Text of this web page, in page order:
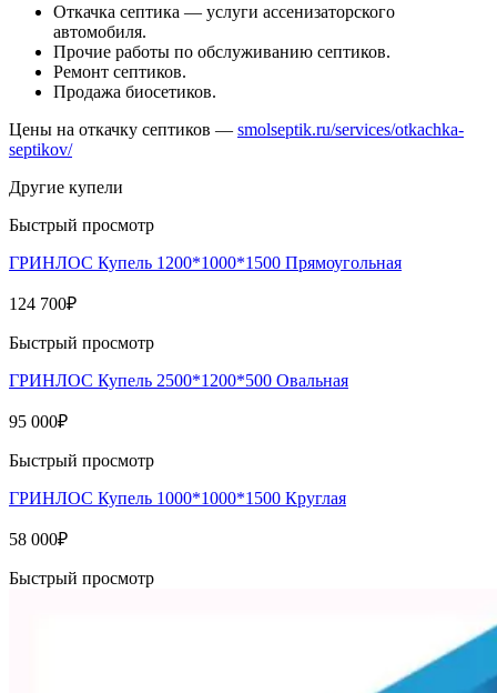
Откачка септика — услуги ассенизаторского
автомобиля.
Прочие работы по обслуживанию септиков.
Ремонт септиков.
Продажа биосетиков.
Цены на откачку септиков — smolseptik.ru/services/otkachka-
septikov/
Другие купели
Быстрый просмотр
ГРИНЛОС Купель 1200*1000*1500 Прямоугольная
124 700₽
Быстрый просмотр
ГРИНЛОС Купель 2500*1200*500 Овальная
95 000₽
Быстрый просмотр
ГРИНЛОС Купель 1000*1000*1500 Круглая
58 000₽
Быстрый просмотр